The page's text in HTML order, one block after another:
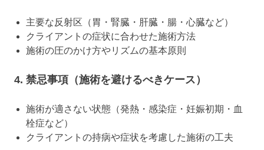
主要な反射区（胃・腎臓・肝臓・腸・心臓など）
クライアントの症状に合わせた施術方法
施術の圧のかけ方やリズムの基本原則
4. 禁忌事項（施術を避けるべきケース）
施術が適さない状態（発熱・感染症・妊娠初期・血
栓症など）
クライアントの持病や症状を考慮した施術の工夫